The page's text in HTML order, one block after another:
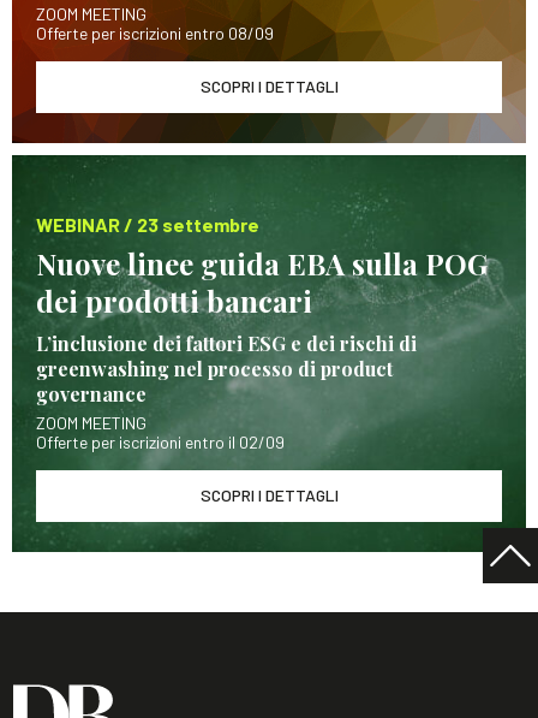
ZOOM MEETING
Offerte per iscrizioni entro 08/09
SCOPRI I DETTAGLI
WEBINAR / 23 settembre
Nuove linee guida EBA sulla POG
dei prodotti bancari
L’inclusione dei fattori ESG e dei rischi di
greenwashing nel processo di product
governance
ZOOM MEETING
Offerte per iscrizioni entro il 02/09
SCOPRI I DETTAGLI